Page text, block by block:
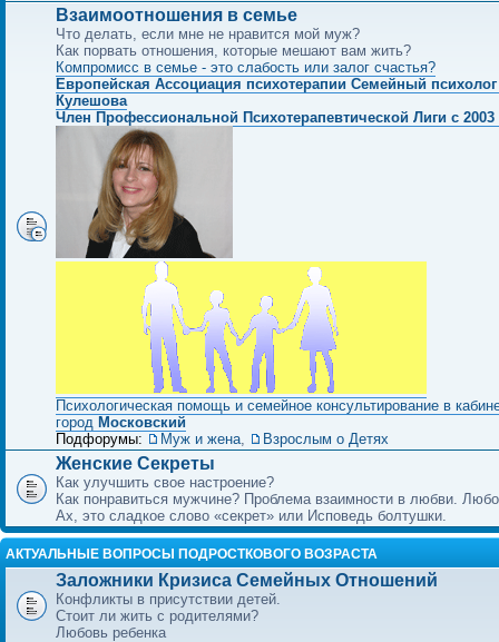
Взаимоотношения в семье
Что делать, если мне не нравится мой муж?
Как порвать отношения, которые мешают вам жить?
Компромисс в семье - это слабость или залог счастья?
Европейская Ассоциация психотерапии Семейный
Кулешова
Член Профессиональной Психотерапевтической Лиги с 2003
Психологическая помощь и семейное консультирование в
город Московский
Подфорумы:
Муж и жена, Взрослым о Детях
Женские Секреты
Как улучшить свое настроение?
Как понравиться мужчине? Проблема взаимности в любви.
Ах, это сладкое слово «секрет» или Исповедь болтушки.
АКТУАЛЬНЫЕ ВОПРОСЫ ПОДРОСТКОВОГО ВОЗРАСТА
Заложники Кризиса Семейных Отношений
Конфликты в присутствии детей.
Стоит ли жить с родителями?
Любовь ребенка